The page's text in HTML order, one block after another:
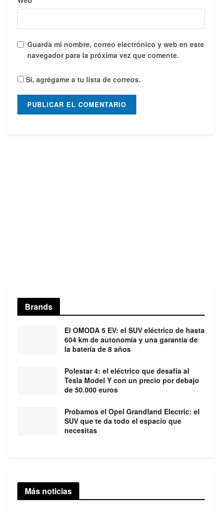
Guarda mi nombre, correo electrónico y web en este
navegador para la próxima vez que comente.
Sí, agrégame a tu lista de correos.
Brands
El OMODA 5 EV: el SUV eléctrico de hasta
604 km de autonomía y una garantía de
la batería de 8 años
Polestar 4: el eléctrico que desafía al
Tesla Model Y con un precio por debajo
de 50.000 euros
Probamos el Opel Grandland Electric: el
SUV que te da todo el espacio que
necesitas
Más noticias